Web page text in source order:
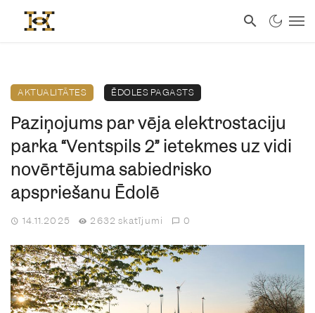
AKTUALITĀTES ĒDOLES PAGASTS
Paziņojums par vēja elektrostaciju
parka “Ventspils 2” ietekmes uz vidi
novērtējuma sabiedrisko
apspriešanu Ēdolē
14.11.2025 2632 skatījumi 0